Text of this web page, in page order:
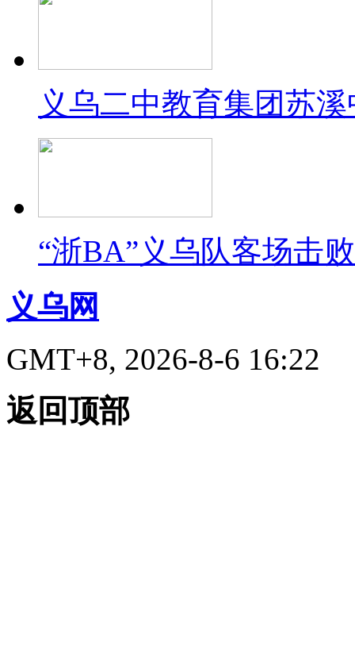
义乌二中教育集团苏
“浙BA”义乌队客场击
义乌网
GMT+8, 2026-8-6 16:22
返回顶部